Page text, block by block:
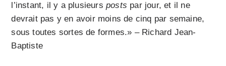
l’instant, il y a plusieursposts par jour, et il ne
devrait pas y en avoir moins de cinq par semaine,
sous toutes sortes de formes.» – Richard Jean-
Baptiste